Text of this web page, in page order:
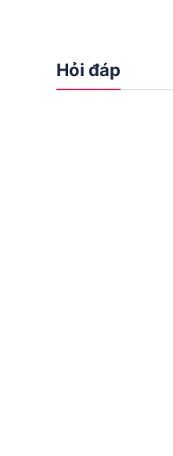
Hỏi đáp